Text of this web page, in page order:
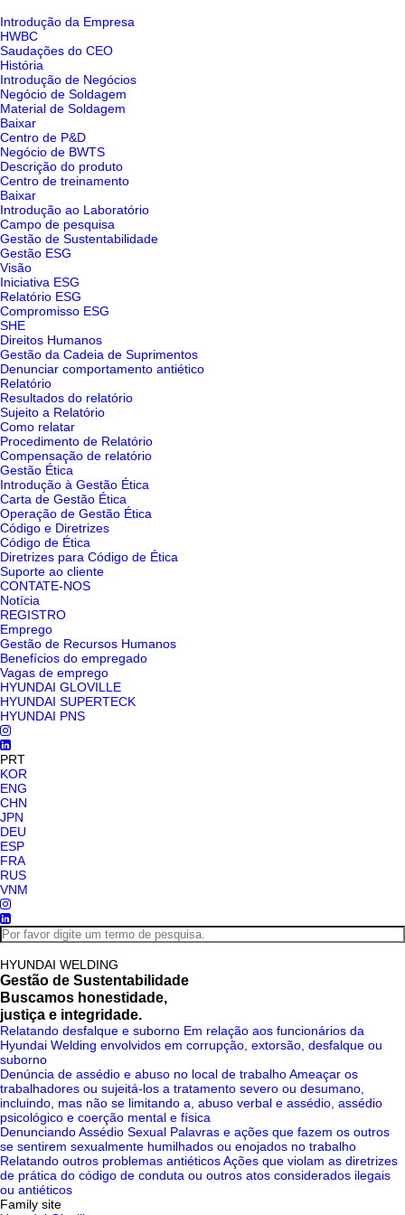
Introdução da Empresa
HWBC
Saudações do CEO
História
Introdução de Negócios
Negócio de Soldagem
Material de Soldagem
Baixar
Centro de P&D
Negócio de BWTS
Descrição do produto
Centro de treinamento
Baixar
Introdução ao Laboratório
Campo de pesquisa
Gestão de Sustentabilidade
Gestão ESG
Visão
Iniciativa ESG
Relatório ESG
Compromisso ESG
SHE
Direitos Humanos
Gestão da Cadeia de Suprimentos
Denunciar comportamento antiético
Relatório
Resultados do relatório
Sujeito a Relatório
Como relatar
Procedimento de Relatório
Compensação de relatório
Gestão Ética
Introdução à Gestão Ética
Carta de Gestão Ética
Operação de Gestão Ética
Código e Diretrizes
Código de Ética
Diretrizes para Código de Ética
Suporte ao cliente
CONTATE-NOS
Notícia
REGISTRO
Emprego
Gestão de Recursos Humanos
Benefícios do empregado
Vagas de emprego
HYUNDAI GLOVILLE
HYUNDAI SUPERTECK
HYUNDAI PNS
PRT
KOR
ENG
CHN
JPN
DEU
ESP
FRA
RUS
VNM
HYUNDAI WELDING
Gestão de Sustentabilidade
Buscamos honestidade,
justiça e integridade.
Relatando desfalque e suborno Em relação aos funcionários da
Hyundai Welding envolvidos em corrupção, extorsão, desfalque ou
suborno
Denúncia de assédio e abuso no local de trabalhoAmeaçar os
trabalhadores ou sujeitá-los a tratamento severo ou desumano,
incluindo, mas não se limitando a, abuso verbal e assédio, assédio
psicológico e coerção mental e física
Denunciando Assédio Sexual Palavras e ações que fazem os outros
se sentirem sexualmente humilhados ou enojados no trabalho
Relatando outros problemas antiéticosAções que violam as diretrizes
de prática do código de conduta ou outros atos considerados ilegais
ou antiéticos
Family site